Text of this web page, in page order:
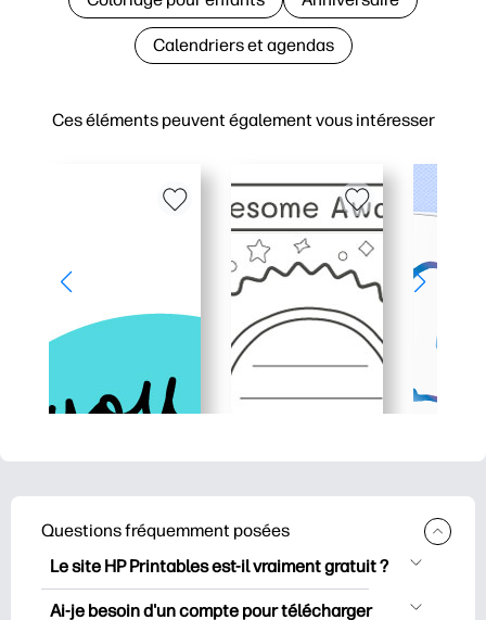
Ces éléments peuvent également vous intéresser
Calendriers et agendas
Questions fréquemment posées
Le site HP Printables est-il vraiment gratuit ?
HP Printables propose plus de 2500
Ai-je besoin d'un compte pour télécharger